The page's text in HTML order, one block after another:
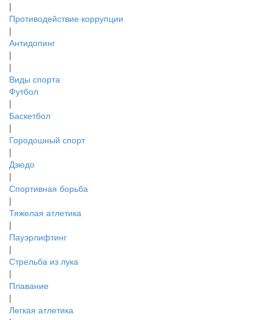
|
Противодействие коррупции
|
Антидопинг
|
|
Виды спорта
Футбол
|
Баскетбол
|
Городошный спорт
|
Дзюдо
|
Спортивная борьба
|
Тяжелая атлетика
|
Пауэрлифтинг
|
Стрельба из лука
|
Плавание
|
Легкая атлетика